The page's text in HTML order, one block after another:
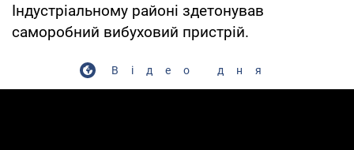
Індустріальному районі здетонував
саморобний вибуховий пристрій.
Відео дня